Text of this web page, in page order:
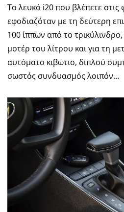
Το λευκό i20 που βλέπετε στις
εφοδιαζόταν με τη δεύτερη
100 ίππων από το
μοτέρ του λίτρου και για τη
αυτόματο κιβώτιο, διπλού
σωστός συνδυασμός λοιπόν…